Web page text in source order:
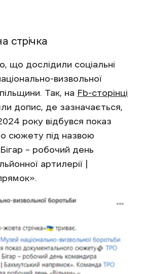
стрічка
що дослідили соціальні
визвольної
Так, на Fb-сторінці
допис, де зазначається,
року відбувся показ
сюжету під назвою
– робочий день
артилерії |